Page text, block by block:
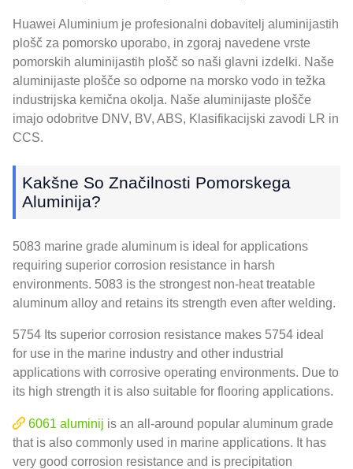
Huawei Aluminium je profesionalni dobavitelj aluminijastih
plošč za pomorsko uporabo, in zgoraj navedene vrste
pomorskih aluminijastih plošč so naši glavni izdelki. Naše
aluminijaste plošče so odporne na morsko vodo in težka
industrijska kemična okolja. Naše aluminijaste plošče
imajo odobritve DNV, BV, ABS, Klasifikacijski zavodi LR in
CCS.
Kakšne So Značilnosti Pomorskega
Aluminija?
5083 marine grade aluminum is ideal for applications
requiring superior corrosion resistance in harsh
environments. 5083 is the strongest non-heat treatable
aluminum alloy and retains its strength even after welding.
5754 Its superior corrosion resistance makes 5754 ideal
for use in the marine industry and other industrial
applications with corrosive operating environments. Due to
its high strength it is also suitable for flooring applications.
6061 aluminij is an all-around popular aluminum grade
that is also commonly used in marine applications. It has
very good corrosion resistance and is precipitation